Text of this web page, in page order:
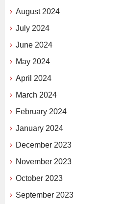
August 2024
July 2024
June 2024
May 2024
April 2024
March 2024
February 2024
January 2024
December 2023
November 2023
October 2023
September 2023